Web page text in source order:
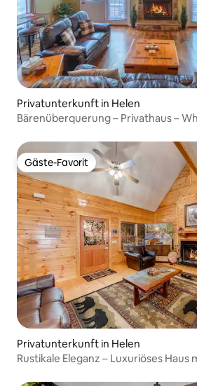
Privatunterkunft in Helen
Bärenüberquerung – Privathaus –
Gäste-Favorit
Gäste-Favorit
Privatunterkunft in Helen
Rustikale Eleganz – Luxuriöses Haus